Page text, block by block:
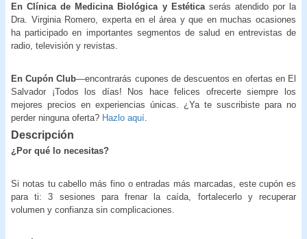
En Clínica de Medicina Biológica y Estética serás atendido por la
Dra. Virginia Romero, experta en el área y que en muchas ocasiones
ha participado en importantes segmentos de salud en entrevistas de
radio, televisión y revistas.
En Cupón Club—encontrarás cupones de descuentos en ofertas en El
Salvador ¡Todos los días! Nos hace felices ofrecerte siempre los
mejores precios en experiencias únicas. ¿Ya te suscribiste para no
perder ninguna oferta? Hazlo aquí
Descripción
¿Por qué lo necesitas?
Si notas tu cabello más fino o entradas más marcadas, este cupón es
para ti: 3 sesiones para frenar la caída, fortalecerlo y recuperar
volumen y confianza sin complicaciones.